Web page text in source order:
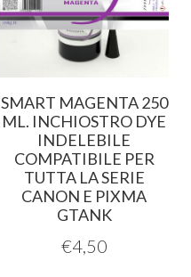
SMART MAGENTA 250
ML. INCHIOSTRO DYE
INDELEBILE
COMPATIBILE PER
TUTTA LA SERIE
CANON E PIXMA
GTANK
€4,50